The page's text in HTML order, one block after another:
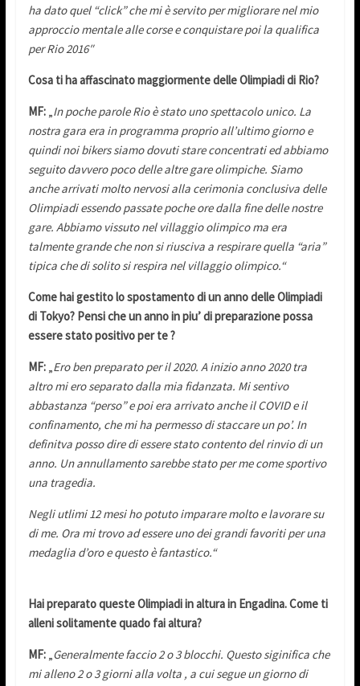
ha dato quel “click” che mi è servito per migliorare nel mio
approccio mentale alle corse e conquistare poi la qualifica
per Rio 2016″
Cosa ti ha affascinato maggiormente delle Olimpiadi di Rio?
MF:„In poche parole Rio è stato uno spettacolo unico. La
nostra gara era in programma proprio all’ultimo giorno e
quindi noi bikers siamo dovuti stare concentrati ed abbiamo
seguito davvero poco delle altre gare olimpiche. Siamo
anche arrivati molto nervosi alla cerimonia conclusiva delle
Olimpiadi essendo passate poche ore dalla fine delle nostre
gare. Abbiamo vissuto nel villaggio olimpico ma era
talmente grande che non si riusciva a respirare quella “aria”
tipica che di solito si respira nel villaggio olimpico.“
Come hai gestito lo spostamento di un anno delle Olimpiadi
di Tokyo? Pensi che un anno in piu’ di preparazione possa
essere stato positivo per te ?
MF:„Ero ben preparato per il 2020. A inizio anno 2020 tra
altro mi ero separato dalla mia fidanzata. Mi sentivo
abbastanza “perso” e poi era arrivato anche il COVID e il
confinamento, che mi ha permesso di staccare un po’. In
definitva posso dire di essere stato contento del rinvio di un
anno. Un annullamento sarebbe stato per me come sportivo
una tragedia.
Negli utlimi 12 mesi ho potuto imparare molto e lavorare su
di me. Ora mi trovo ad essere uno dei grandi favoriti per una
medaglia d’oro e questo è fantastico.“
Hai preparato queste Olimpiadi in altura in Engadina. Come ti
alleni solitamente quado fai altura?
MF:„Generalmente faccio 2 o 3 blocchi. Questo siginifica che
mi alleno 2 o 3 giorni alla volta , a cui segue un giorno di